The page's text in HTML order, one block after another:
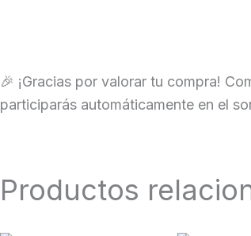
🎉 ¡Gracias por valorar tu compra!
participarás automáticamente en el
Productos